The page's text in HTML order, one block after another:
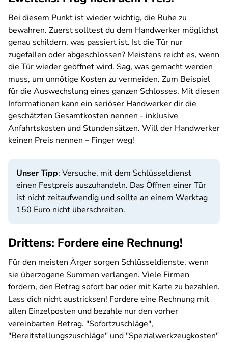
Bei diesem Punkt ist wieder wichtig, die Ruhe zu
bewahren. Zuerst solltest du dem Handwerker möglichst
genau schildern, was passiert ist. Ist die Tür nur
zugefallen oder abgeschlossen? Meistens reicht es, wenn
die Tür wieder geöffnet wird. Sag, was gemacht werden
muss, um unnötige Kosten zu vermeiden. Zum Beispiel
für die Auswechslung eines ganzen Schlosses. Mit diesen
Informationen kann ein seriöser Handwerker dir die
geschätzten Gesamtkosten nennen - inklusive
Anfahrtskosten und Stundensätzen. Will der Handwerker
keinen Preis nennen – Finger weg!
Unser Tipp: Versuche, mit dem Schlüsseldienst
einen Festpreis auszuhandeln. Das Öffnen einer Tür
ist nicht zeitaufwendig und sollte an einem Werktag
150 Euro nicht überschreiten.
Drittens: Fordere eine Rechnung!
Für den meisten Ärger sorgen Schlüsseldienste, wenn
sie überzogene Summen verlangen. Viele Firmen
fordern, den Betrag sofort bar oder mit Karte zu bezahlen.
Lass dich nicht austricksen! Fordere eine Rechnung mit
allen Einzelposten und bezahle nur den vorher
vereinbarten Betrag. "Sofortzuschläge",
"Bereitstellungszuschläge" und "Spezialwerkzeugkosten"